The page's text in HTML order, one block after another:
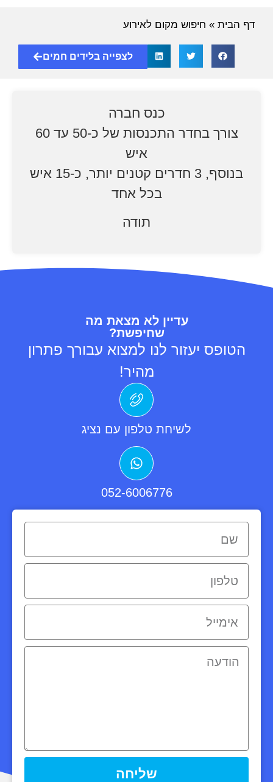
דף הבית » חיפוש מקום לאירוע
לצפייה בלידים חמים
כנס חברה
צורך בחדר התכנסות של כ-50 עד 60
איש
בנוסף, 3 חדרים קטנים יותר, כ-15 איש
בכל אחד
תודה
עדיין לא מצאת מה
שחיפשת?
הטופס יעזור לנו למצוא עבורך פתרון
מהיר!
לשיחת טלפון עם נציג
052-6006776
שליחה